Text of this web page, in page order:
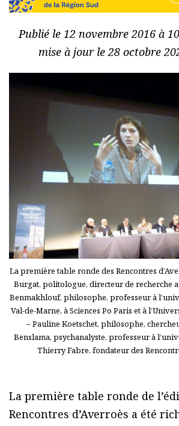
Publié le 12 novembre 2016 à
mise à jour le 28 octobre
La première table ronde des Rencontres
Burgat, politologue, directeur de recherche
Benmakhlouf, philosophe, professeur à
Val-de-Marne, à Sciences Po Paris et à
– Pauline Koetschet, philosophe,
Benslama, psychanalyste, professeur à
Thierry Fabre, fondateur des
La première table ronde de
Rencontres d’Averroès a été